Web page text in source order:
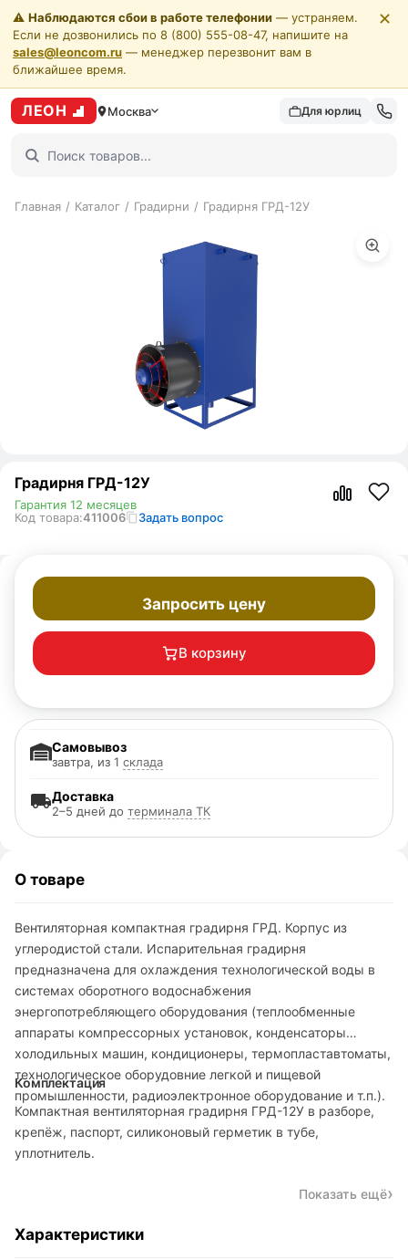
⚠️ Наблюдаются сбои в работе телефонии — устраняем.
Если не дозвонились по 8 (800) 555-08-47, напишите на
sales@leoncom.ru — менеджер перезвонит вам в
ближайшее время.
✕
ЛЕОН Москва Для юрлиц
Главная / Каталог / Градирни / Градирня ГРД-12У
Градирня ГРД-12У
Код товара:411006 Задать вопрос
Гарантия 12 месяцев
Запросить цену
В корзину
Доставка
2–5 дней до терминала ТК
Самовывоз
завтра, из 1 склада
О товаре
Вентиляторная компактная градирня ГРД. Корпус из
углеродистой стали. Испарительная градирня
предназначена для охлаждения технологической воды в
системах оборотного водоснабжения
энергопотребляющего оборудования (теплообменные
аппараты компрессорных установок, конденсаторы
холодильных машин, кондиционеры, термопластавтоматы,
технологическое оборудовние легкой и пищевой
промышленности, радиоэлектронное оборудование и т.п.).
Комплектация
Компактная вентиляторная градирня ГРД-12У в разборе,
крепёж, паспорт, силиконовый герметик в тубе,
уплотнитель.
Показать ещё
Характеристики